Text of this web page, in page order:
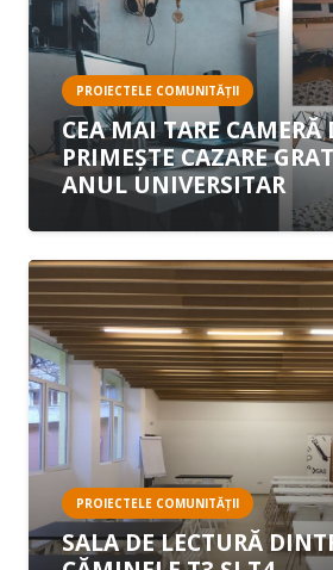
PROIECTELE COMUNITĂȚII
CEA MAI TARE CAMERĂ
PRIMEȘTE CAZARE
ANUL UNIVERSITAR
PROIECTELE COMUNITĂȚII
SALA DE LECTURĂ